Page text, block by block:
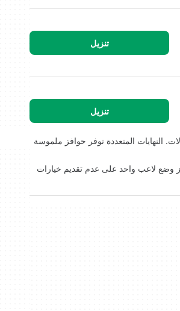
تنزيل
تنزيل
النهايات المتعددة توفر حوافز ملموسة
وضع لاعب واحد على عدم تقديم خيارات